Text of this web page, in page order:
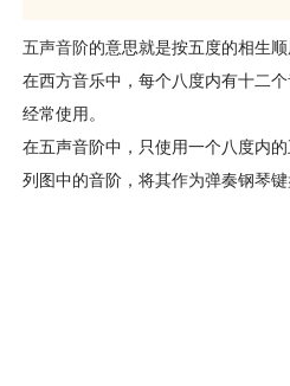
五声音阶的意思就是按五度的相生
在西方音乐中，每个八度内有十二
经常使用。
在五声音阶中，只使用一个八度内
列图中的音阶，将其作为弹奏钢琴键